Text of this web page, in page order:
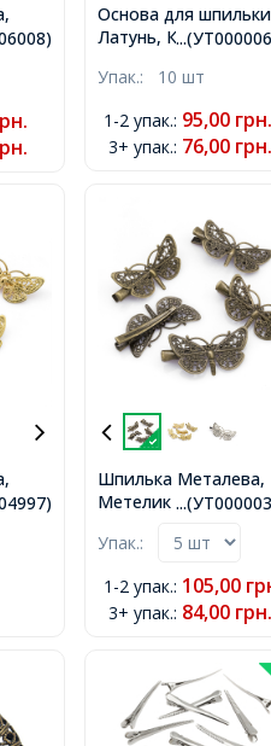
Основа для шпильки
Латунь, Колір:
Ширина 17мм,
Упак.: 10 шт
1-2 упак.: 95,00 грн.
3+ упак.: 76,00 грн.
Шпилька Металева,
Метелик з Латуні,
Довжина 43мм,
Упак.:
1-2 упак.: 105,00
3+ упак.: 84,00 грн.